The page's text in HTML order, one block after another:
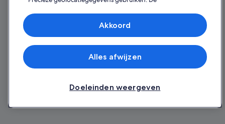
Informatie op een apparaat opslaan en/of openen.
Gepersonaliseerde advertenties en content, advertentie-
en contentmetingen, doelgroepenonderzoek en
Partnerlijst (derden)
Doeleinden weergeven
Alles afwijzen
Akkoord